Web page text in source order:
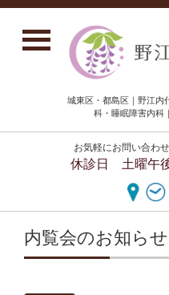
城東区・都島区｜野江内
科・睡眠障害内科
お気軽にお問い合わ
休診日 土曜午
内覧会のお知らせ